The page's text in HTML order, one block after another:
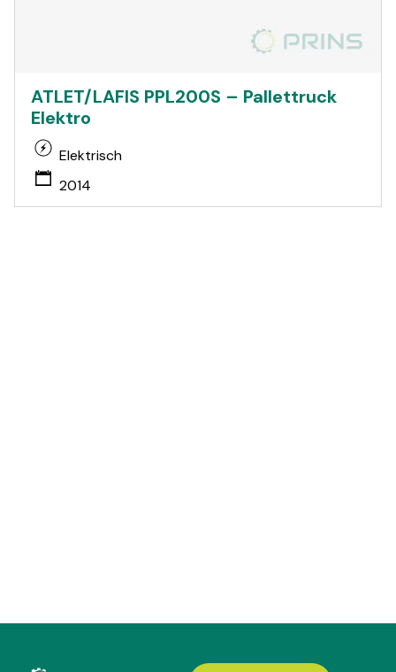
ATLET/LAFIS PPL200S – Pallettruck
Elektro
Elektrisch
2014